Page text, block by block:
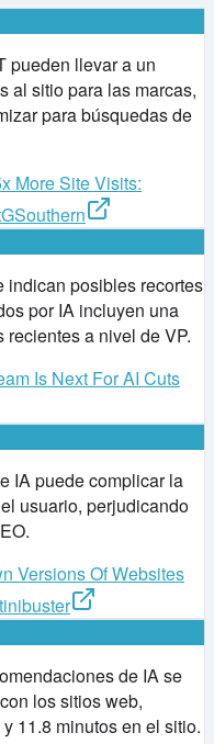
pueden llevar a un
al sitio para las marcas,
para búsquedas de
More Site Visits:
indican posibles recortes
por IA incluyen una
a nivel de VP.
Is Next For AI Cuts
IA puede complicar la
usuario, perjudicando
Versions Of Websites
de IA se
los sitios web,
11.8 minutos en el sitio.